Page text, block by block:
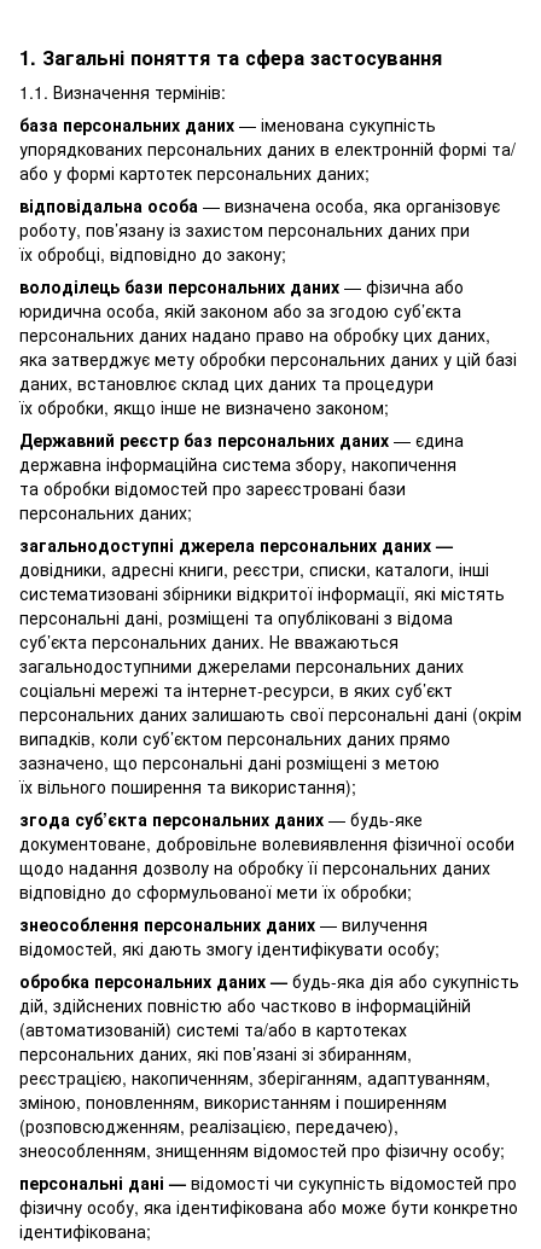
1. Загальні поняття та сфера застосування
1.1. Визначення термінів:
база персональних даних — іменована сукупність
упорядкованих персональних даних в електронній формі та/
або у формі картотек персональних даних;
відповідальна особа — визначена особа, яка організовує
роботу, пов’язану із захистом персональних даних при
їх обробці, відповідно до закону;
володілець бази персональних даних — фізична або
юридична особа, якій законом або за згодою суб’єкта
персональних даних надано право на обробку цих даних,
яка затверджує мету обробки персональних даних у цій базі
даних, встановлює склад цих даних та процедури
їх обробки, якщо інше не визначено законом;
Державний реєстр баз персональних даних — єдина
державна інформаційна система збору, накопичення
та обробки відомостей про зареєстровані бази
персональних даних;
загальнодоступні джерела персональних даних —
довідники, адресні книги, реєстри, списки, каталоги, інші
систематизовані збірники відкритої інформації, які містять
персональні дані, розміщені та опубліковані з відома
суб’єкта персональних даних. Не вважаються
загальнодоступними джерелами персональних даних
соціальні мережі та інтернет-ресурси, в яких суб’єкт
персональних даних залишають свої персональні дані (окрім
випадків, коли суб’єктом персональних даних прямо
зазначено, що персональні дані розміщені з метою
їх вільного поширення та використання);
згода суб’єкта персональних даних — будь-яке
документоване, добровільне волевиявлення фізичної особи
щодо надання дозволу на обробку її персональних даних
відповідно до сформульованої мети їх обробки;
знеособлення персональних даних — вилучення
відомостей, які дають змогу ідентифікувати особу;
обробка персональних даних — будь-яка дія або сукупність
дій, здійснених повністю або частково в інформаційній
(автоматизованій) системі та/або в картотеках
персональних даних, які пов’язані зі збиранням,
реєстрацією, накопиченням, зберіганням, адаптуванням,
зміною, поновленням, використанням і поширенням
(розповсюдженням, реалізацією, передачею),
знеособленням, знищенням відомостей про фізичну особу;
персональні дані — відомості чи сукупність відомостей про
фізичну особу, яка ідентифікована або може бути конкретно
ідентифікована;